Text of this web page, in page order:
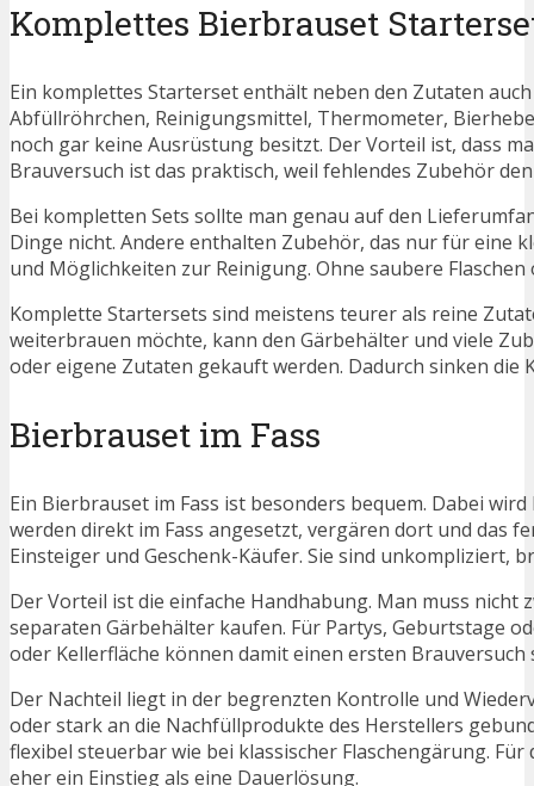
Komplettes Bierbrauset
Ein komplettes Starterset enthält neben den Zutaten
Abfüllröhrchen, Reinigungsmittel, Thermometer,
noch gar keine Ausrüstung besitzt. Der Vorteil ist, dass
Brauversuch ist das praktisch, weil fehlendes Zubehör
Bei kompletten Sets sollte man genau auf den
Dinge nicht. Andere enthalten Zubehör, das nur für eine
und Möglichkeiten zur Reinigung. Ohne saubere
Komplette Startersets sind meistens teurer als reine
weiterbrauen möchte, kann den Gärbehälter und viele
oder eigene Zutaten gekauft werden. Dadurch sinken
Bierbrauset im Fass
Ein Bierbrauset im Fass ist besonders bequem. Dabei
werden direkt im Fass angesetzt, vergären dort und das
Einsteiger und Geschenk-Käufer. Sie sind unkompliziert,
Der Vorteil ist die einfache Handhabung. Man muss
separaten Gärbehälter kaufen. Für Partys, Geburtstage
oder Kellerfläche können damit einen ersten Brauversuch
Der Nachteil liegt in der begrenzten Kontrolle und
oder stark an die Nachfüllprodukte des Herstellers
flexibel steuerbar wie bei klassischer Flaschengärung.
eher ein Einstieg als eine Dauerlösung.